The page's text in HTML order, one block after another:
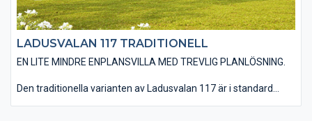
LADUSVALAN 117 TRADITIONELL
EN LITE MINDRE ENPLANSVILLA MED TREVLIG PLANLÖSNING.
Den traditionella varianten av Ladusvalan 117 är i standard